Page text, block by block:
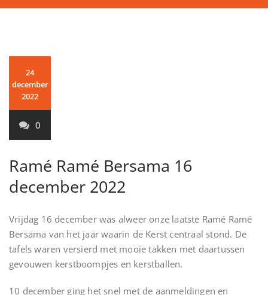
24
december
2022
0
Ramé Ramé Bersama 16
december 2022
Vrijdag 16 december was alweer onze laatste Ramé Ramé
Bersama van het jaar waarin de Kerst centraal stond. De
tafels waren versierd met mooie takken met daartussen
gevouwen kerstboompjes en kerstballen.
10 december ging het snel met de aanmeldingen en